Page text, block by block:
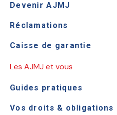
Devenir AJMJ
Réclamations
Caisse de garantie
Les AJMJ et vous
Guides pratiques
Vos droits & obligations